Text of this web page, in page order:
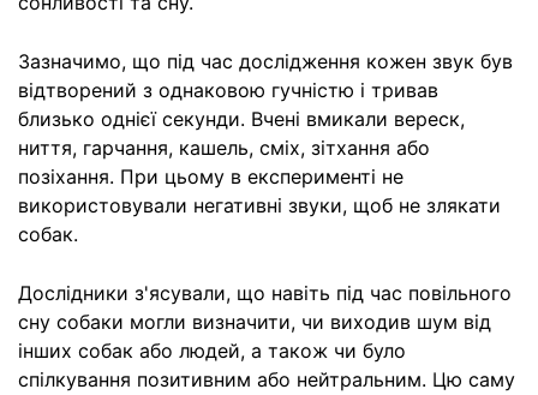
Зазначимо, що під час дослідження кожен звук був
відтворений з однаковою гучністю і тривав
близько однієї секунди. Вчені вмикали вереск,
ниття, гарчання, кашель, сміх, зітхання або
позіхання. При цьому в експерименті не
використовували негативні звуки, щоб не злякати
собак.
Дослідники з'ясували, що навіть під час повільного
сну собаки могли визначити, чи виходив шум від
інших собак або людей, а також чи було
спілкування позитивним або нейтральним. Цю саму